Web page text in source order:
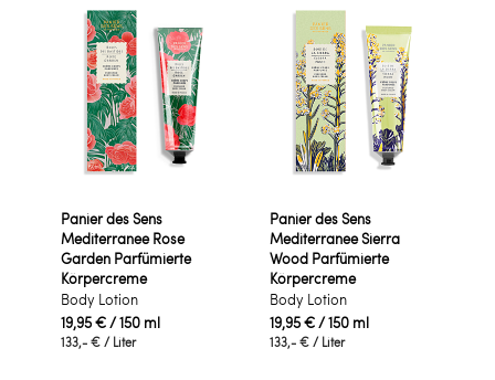
Panier des Sens
Mediterranee Rose
Garden Parfümierte
Körpercreme
Body Lotion
19,95 €/ 150 ml
133,- € / Liter
Panier des Sens
Mediterranee Sierra
Wood Parfümierte
Körpercreme
Body Lotion
19,95 €/ 150 ml
133,- € / Liter